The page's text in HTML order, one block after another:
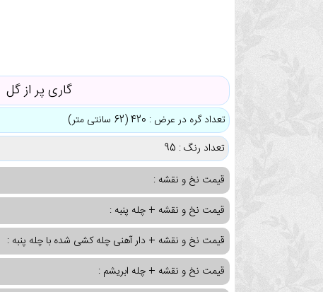
گاری پر از گل
تعداد گره در عرض : 420 (62 سانتی متر)
تعداد رنگ : 95
قیمت نخ و نقشه :
قیمت نخ و نقشه + چله پنبه :
قیمت نخ و نقشه + دار آهنی چله کشی شده با چله پنبه :
قیمت نخ و نقشه + چله ابریشم :